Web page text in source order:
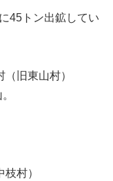
45トン出鉱してい
旧東山村）
村）